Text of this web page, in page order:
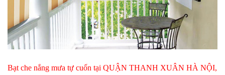
Bạt che nắng mưa tự cuốn tại QUẬN THANH XUÂN HÀ NỘI,